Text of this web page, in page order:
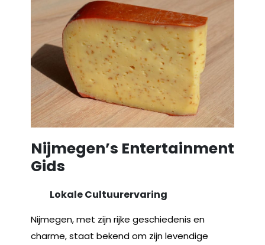
Nijmegen’s Entertainment
Gids
Lokale Cultuurervaring
Nijmegen, met zijn rijke geschiedenis en
charme, staat bekend om zijn levendige